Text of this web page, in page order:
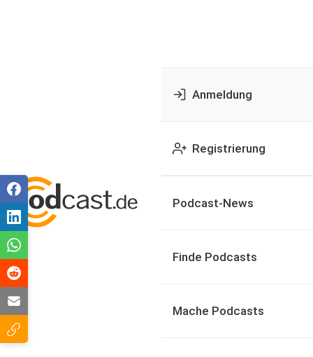
Anmeldung
Registrierung
Podcast-News
Finde Podcasts
Mache Podcasts